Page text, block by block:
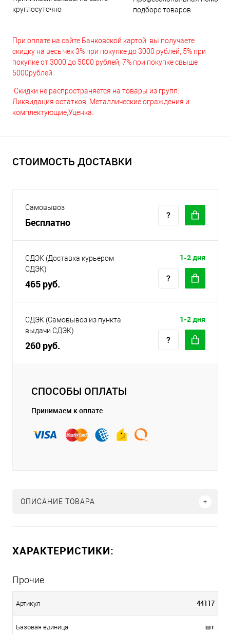
круглосуточно
подборе товаров
При оплате на сайте Банковской картой вы получаете
скидку на весь чек 3% при покупке до 3000 рублей, 5% при
покупке от 3000 до 5000 рублей, 7% при покупке свыше
5000рублей.
Скидки не распространяется на товары из групп:
Ликвидация остатков, Металлические ограждения и
комплектующие,Уценка.
СТОИМОСТЬ ДОСТАВКИ
Самовывоз
Бесплатно
СДЭК (Доставка курьером
СДЭК)
465 руб.
1-2 дня
СДЭК (Самовывоз из пункта
выдачи СДЭК)
260 руб.
1-2 дня
СПОСОБЫ ОПЛАТЫ
Принимаем к оплате
ОПИСАНИЕ ТОВАРА
ХАРАКТЕРИСТИКИ:
Прочие
Артикул 44117
Базовая единица шт